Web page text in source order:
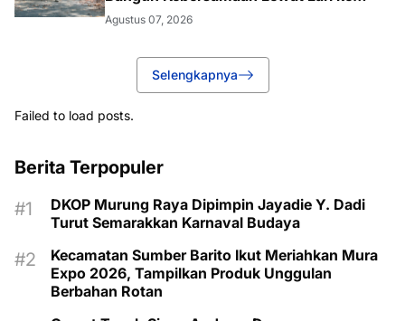
Bukit Baranahu
Agustus 07, 2026
Selengkapnya
Failed to load posts.
Berita Terpopuler
DKOP Murung Raya Dipimpin Jayadie Y. Dadi
Turut Semarakkan Karnaval Budaya
Kecamatan Sumber Barito Ikut Meriahkan Mura
Expo 2026, Tampilkan Produk Unggulan
Berbahan Rotan